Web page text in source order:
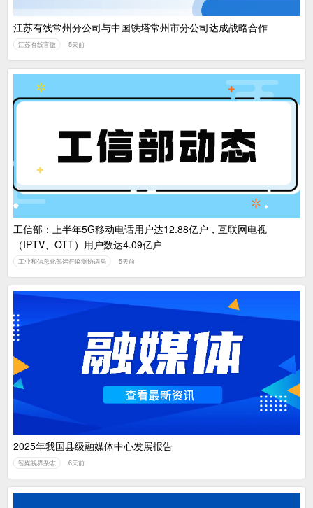
江苏有线常州分公司与中国铁塔常州市分公司达成战略合作
江苏有线官微 5天前
工信部：上半年5G移动电话用户达12.88亿户，互联网电视
（IPTV、OTT）用户数达4.09亿户
工业和信息化部运行监测协调局 5天前
2025年我国县级融媒体中心发展报告
智媒视界杂志 6天前